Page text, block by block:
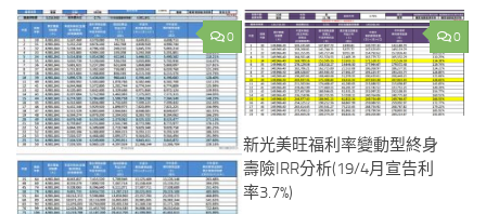
0 0
新光美旺福利率變動型終身
壽險IRR分析(19/4月宣告利
率3.7%)